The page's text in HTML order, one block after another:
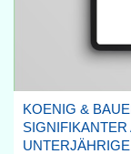
KOENIG &